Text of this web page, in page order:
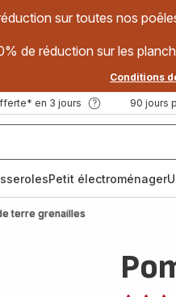
sur toutes nos
de réduction sur les
Conditions
en 3 jours 90 jours
Petit électroménager
terre grenailles